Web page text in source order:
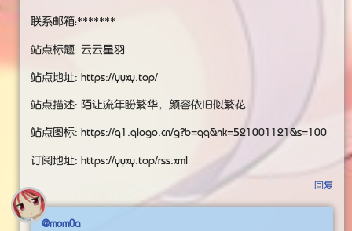
联系邮箱：*******
站点标题: 云云星羽
站点地址: https://yyxy.top/
站点描述: 陌让流年盼繁华，颜容依旧似繁花
站点图标: https://q1.qlogo.cn/g?b=qq&nk=521001121&s=100
订阅地址: https://yyxy.top/rss.xml
回复
@mom0a